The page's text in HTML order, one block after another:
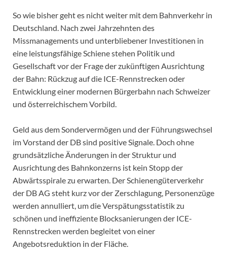
So wie bisher geht es nicht weiter mit dem Bahnverkehr in
Deutschland. Nach zwei Jahrzehnten des
Missmanagements und unterbliebener Investitionen in
eine leistungsfähige Schiene stehen Politik und
Gesellschaft vor der Frage der zukünftigen Ausrichtung
der Bahn: Rückzug auf die ICE-Rennstrecken oder
Entwicklung einer modernen Bürgerbahn nach Schweizer
und österreichischem Vorbild.
Geld aus dem Sondervermögen und der Führungswechsel
im Vorstand der DB sind positive Signale. Doch ohne
grundsätzliche Änderungen in der Struktur und
Ausrichtung des Bahnkonzerns ist kein Stopp der
Abwärtsspirale zu erwarten. Der Schienengüterverkehr
der DB AG steht kurz vor der Zerschlagung, Personenzüge
werden annulliert, um die Verspätungsstatistik zu
schönen und ineffiziente Blocksanierungen der ICE-
Rennstrecken werden begleitet von einer
Angebotsreduktion in der Fläche.